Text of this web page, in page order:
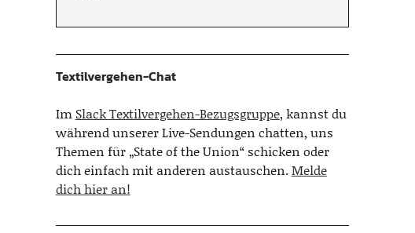
Textilvergehen-Chat
Im Slack Textilvergehen-Bezugsgruppe, kannst du
während unserer Live-Sendungen chatten, uns
Themen für „State of the Union“ schicken oder
dich einfach mit anderen austauschen.Melde
dich hier an!